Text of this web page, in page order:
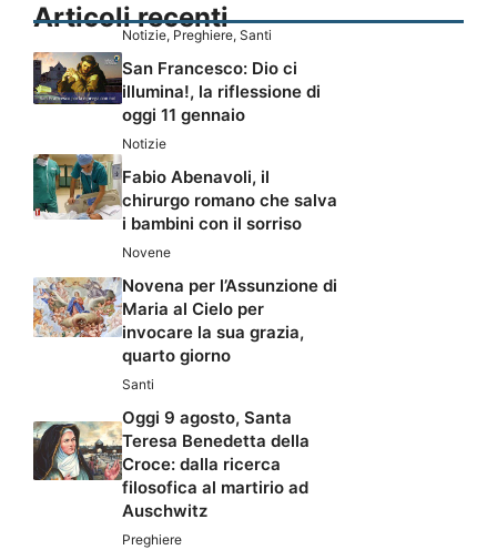
Articoli recenti
Notizie, Preghiere, Santi
San Francesco: Dio ci
illumina!, la riflessione di
oggi 11 gennaio
Notizie
Fabio Abenavoli, il
chirurgo romano che salva
i bambini con il sorriso
Novene
Novena per l’Assunzione di
Maria al Cielo per
invocare la sua grazia,
quarto giorno
Santi
Oggi 9 agosto, Santa
Teresa Benedetta della
Croce: dalla ricerca
filosofica al martirio ad
Auschwitz
Preghiere